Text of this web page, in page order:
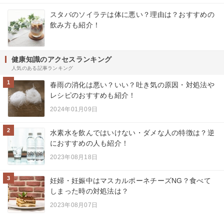
スタバのソイラテは体に悪い？理由は？おすすめの
飲み方も紹介！
健康知識のアクセスランキング
人気のある記事ランキング
1
春雨の消化は悪い？いい？吐き気の原因・対処法や
レシピのおすすめも紹介！
2024年01月09日
2
水素水を飲んではいけない・ダメな人の特徴は？逆
におすすめの人も紹介！
2023年08月18日
3
妊婦・妊娠中はマスカルポーネチーズNG？食べて
しまった時の対処法は？
2023年08月07日